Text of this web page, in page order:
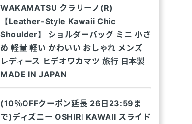
WAKAMATSU クラリーノ(R)
【Leather-Style Kawaii Chic
Shoulder】 ショルダーバッグ ミニ 小さ
め 軽量 軽い かわいい おしゃれ メンズ
レディース ヒデオワカマツ 旅行 日本製
MADE IN JAPAN
(10％OFFクーポン延長 26日23:59ま
で)ディズニー OSHIRI KAWAII スライド